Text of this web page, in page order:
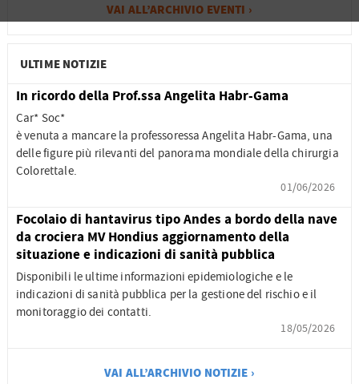
VAI ALL’ARCHIVIO EVENTI ›
ULTIME NOTIZIE
In ricordo della Prof.ssa Angelita Habr-Gama
Car* Soc*
è venuta a mancare la professoressa Angelita Habr-Gama, una
delle figure più rilevanti del panorama mondiale della chirurgia
Colorettale.
01/06/2026
Focolaio di hantavirus tipo Andes a bordo della nave
da crociera MV Hondius aggiornamento della
situazione e indicazioni di sanità pubblica
Disponibili le ultime informazioni epidemiologiche e le
indicazioni di sanità pubblica per la gestione del rischio e il
monitoraggio dei contatti.
18/05/2026
VAI ALL’ARCHIVIO NOTIZIE ›